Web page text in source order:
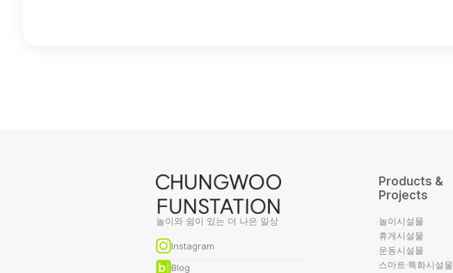
놀이와 쉼이 있는 더 나은 일상
Instagram
Blog
Products &
Projects
놀이시설물
휴게시설물
운동시설물
스마트·특화시설물